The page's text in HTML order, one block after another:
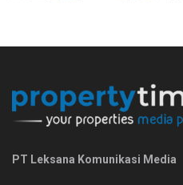
PT Leksana Komunikasi Media